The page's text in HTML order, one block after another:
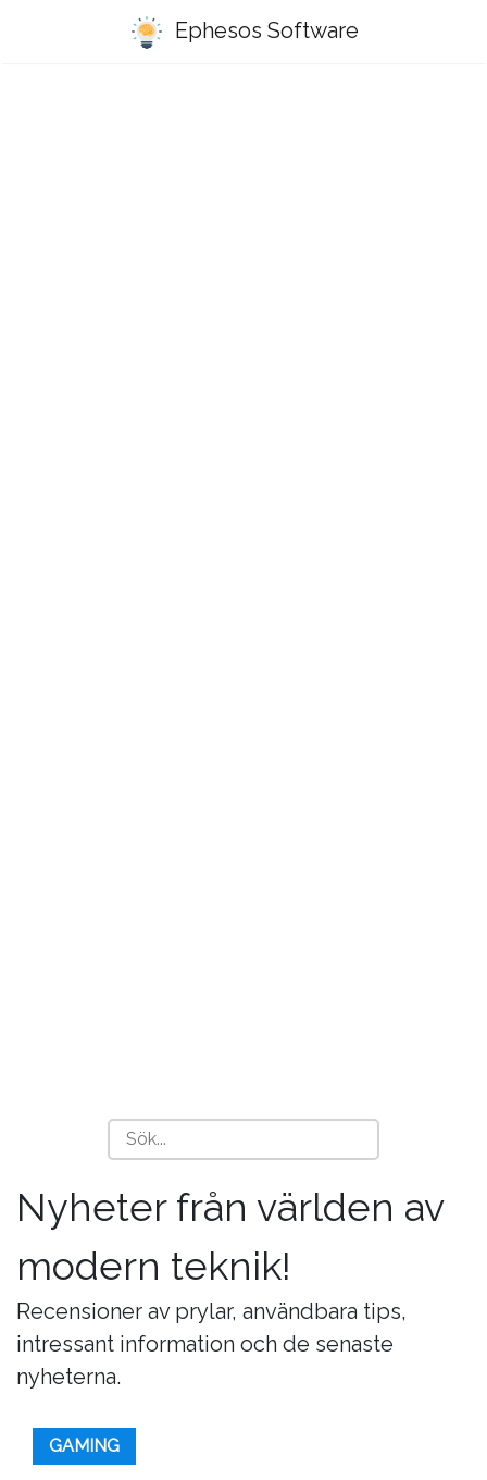
Ephesos Software
Nyheter från världen av
modern teknik!
Recensioner av prylar, användbara tips,
intressant information och de senaste
nyheterna.
GAMING